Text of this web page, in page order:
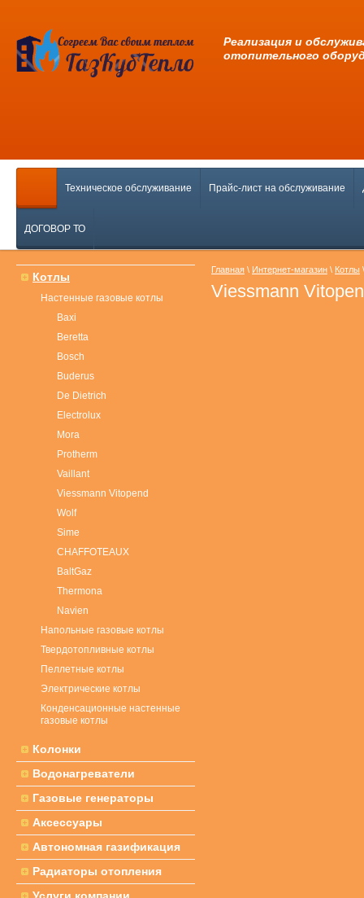
Pеализация и
отопительного
Техническое обслуживание Прайс-лист на обслуживание
ДОГОВОР ТО
Котлы
Настенные газовые котлы
Baxi
Beretta
Bosch
Buderus
De Dietrich
Electrolux
Mora
Protherm
Vaillant
Viessmann Vitopend
Wolf
Sime
СHAFFOTEAUX
BaltGaz
Thermona
Navien
Напольные газовые котлы
Твердотопливные котлы
Пеллетные котлы
Электрические котлы
Конденсационные настенные
газовые котлы
Колонки
Водонагреватели
Газовые генераторы
Аксессуары
Автономная газификация
Радиаторы отопления
Главная \ Интернет-магазин \ Котлы
Viessmann